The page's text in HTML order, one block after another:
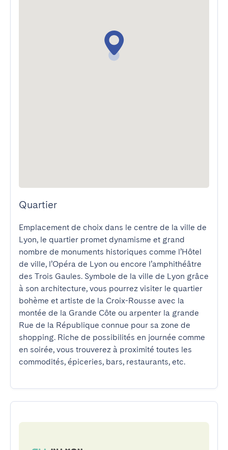
Quartier
Emplacement de choix dans le centre de la ville de
Lyon, le quartier promet dynamisme et grand
nombre de monuments historiques comme l’Hôtel
de ville, l’Opéra de Lyon ou encore l’amphithéâtre
des Trois Gaules. Symbole de la ville de Lyon grâce
à son architecture, vous pourrez visiter le quartier
bohème et artiste de la Croix-Rousse avec la
montée de la Grande Côte ou arpenter la grande
Rue de la République connue pour sa zone de
shopping. Riche de possibilités en journée comme
en soirée, vous trouverez à proximité toutes les
commodités, épiceries, bars, restaurants, etc.